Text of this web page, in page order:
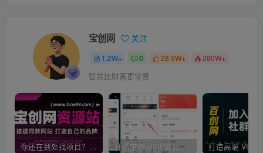
宝创网 关注
1.2W+ 0 28.9W+ 280W+
智慧比财富更宝贵
你还在到处找项目？还在当韭菜？我靠卖项目一个月收入5万+，曾经我也是个失败者。 开通宝创网VIP会员，尊享全站资源免费下载，享70%的推广提成！！【限时五折优惠】